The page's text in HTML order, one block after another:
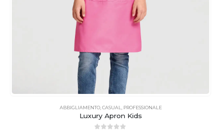
ABBIGLIAMENTO, CASUAL PROFESSIONALE
Luxury Apron Kids